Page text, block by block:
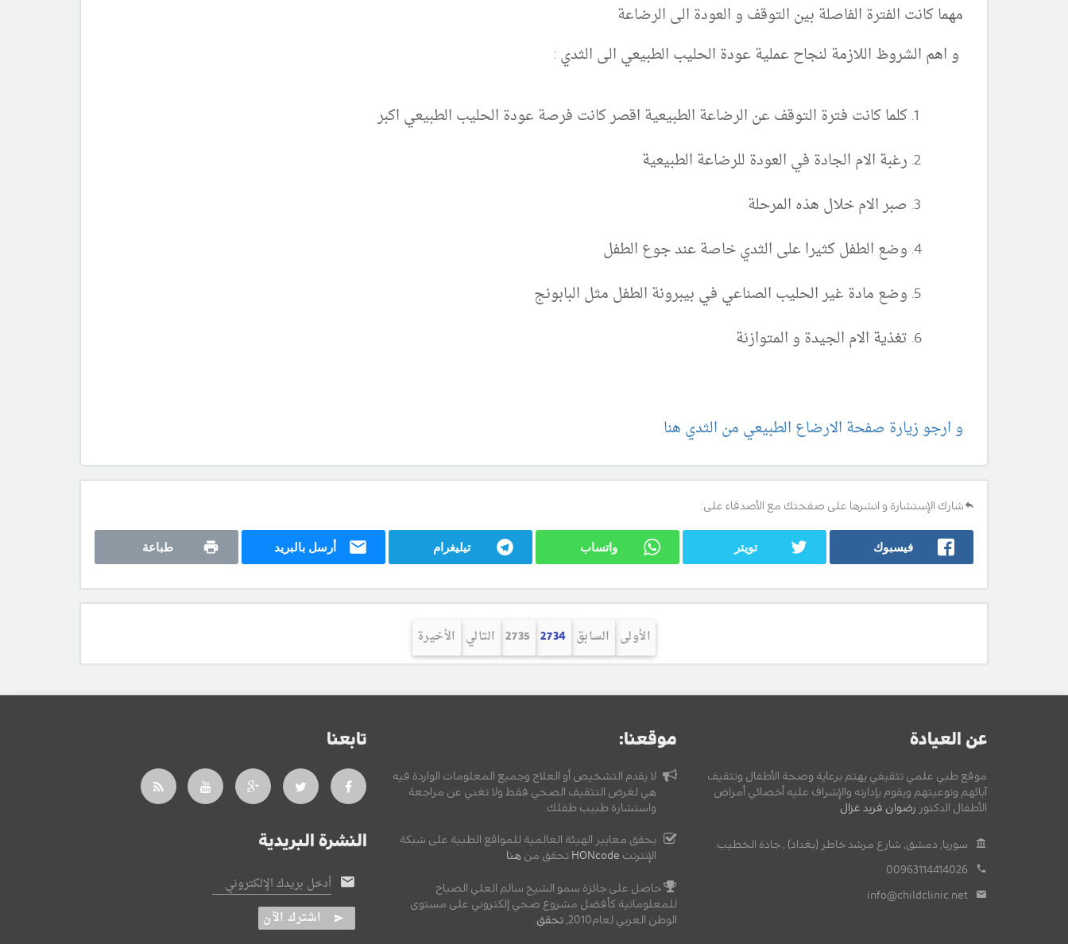
مهما كانت الفترة الفاصلة بين التوقف و العودة الى الرضاعة
و اهم الشروظ اللازمة لنجاح عملية عودة الحليب الطبيعي الى الثدي :
كلما كانت فترة التوقف عن الرضاعة الطبيعية اقصر كانت فرصة عودة الحليب الطبيعي اكبر
رغبة الام الجادة في العودة للرضاعة الطبيعية
صبر الام خلال هذه المرحلة
وضع الطفل كثيرا على الثدي خاصة عند جوع الطفل
وضع مادة غير الحليب الصناعي في بيبرونة الطفل مثل البابونج
تغذية الام الجيدة و المتوازنة
و ارجو زيارة صفحة الارضاع الطبيعي من الثدي هنا
شارك الإستشارة و انشرها على صفحتك مع الأصدقاء على:
فيسبوك تويتر واتساب تيليغرام أرسل بالبريد طباعة
الأولى السابق 2734
2735 التالي الأخيرة
عن العيادة
موقع طبي علمي تثقيفي يهتم برعاية وصحة الأطفال وتثقيف
آبائهم وتوعيتهم ويقوم بإدارته والإشراف عليه أخصائي أمراض
الأطفال الدكتور رضوان فريد غزال
سوريا, دمشق, شارع مرشد خاطر (بغداد) , جادة الخطيب.
00963114414026
info@childclinic.net
موقعنا:
لا يقدم التشخيص أو العلاج وجميع المعلومات الواردة فيه
هي لغرض التثقيف الصحي فقط ولا تغني عن مراجعة
واستشارة طبيب طفلك.
يحقق معايير الهيئة العالمية للمواقع الطبية على شبكة
الإنترنت HONcode تحقق من هنا
حاصل على جائزة سمو الشيخ سالم العلي الصباح
للمعلوماتية كأفضل مشروع صحي إلكتروني على مستوى
الوطن العربي لعام2010,
تحقق
تابعنا
النشرة البريدية
أدخل بريدك الإلكتروني
اشترك الآن